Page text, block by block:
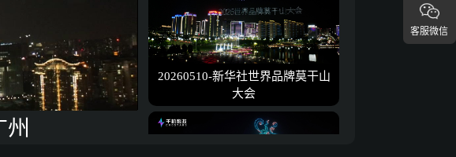
客服微信
20260510-新华社世界品牌莫干山
大会